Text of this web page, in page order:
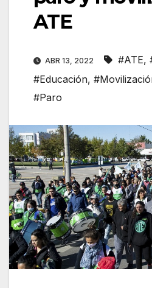
ATE
ABR 13, 2022 #ATE,
#Educación,
#Paro